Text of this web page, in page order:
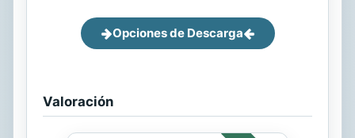
Opciones de Descarga
Valoración